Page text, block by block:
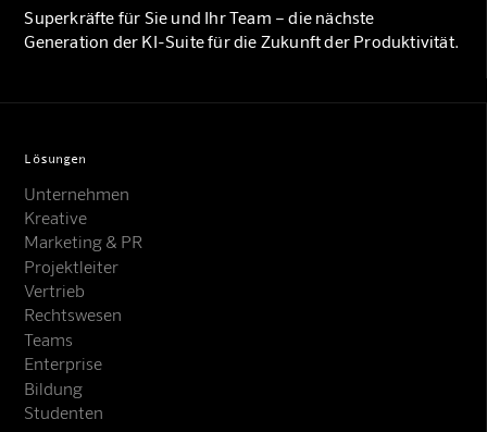
Superkräfte für Sie und Ihr Team – die nächste
Generation der KI-Suite für die Zukunft der Produktivität.
Lösungen
Unternehmen
Kreative
Marketing & PR
Projektleiter
Vertrieb
Rechtswesen
Teams
Enterprise
Bildung
Studenten